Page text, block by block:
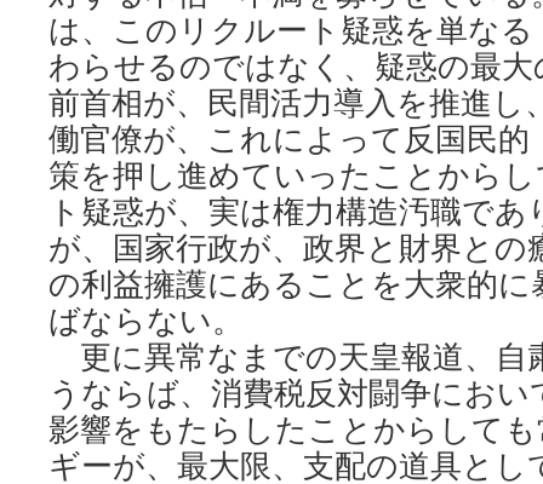
は、このリクルート疑惑を単なる
わらせるのではなく、疑惑の最
前首相が、民間活力導入を推進し
働官僚が、これによって反国民的
策を押し進めていったことから
ト疑惑が、実は権力構造汚職で
が、国家行政が、政界と財界との
の利益擁護にあることを大衆的
ばならない。
更に異常なまでの天皇報道、自
うならば、消費税反対闘争にお
影響をもたらしたことからして
ギーが、最大限、支配の道具と